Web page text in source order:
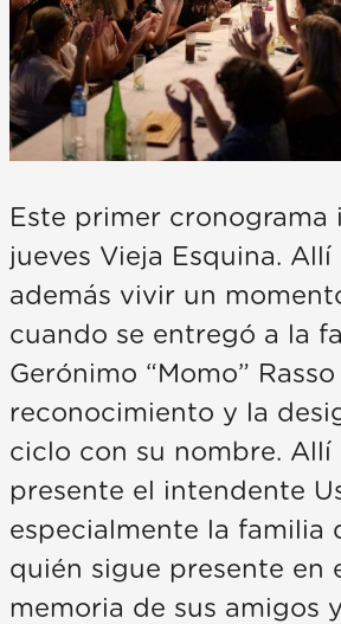
Este primer cronograma
jueves Vieja Esquina. Allí
además vivir un
cuando se entregó a la
Gerónimo “Momo” Rasso
reconocimiento y la
ciclo con su nombre. Allí
presente el intendente
especialmente la familia
quién sigue presente en
memoria de sus amigos